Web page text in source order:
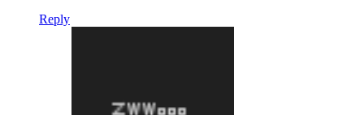
Reply